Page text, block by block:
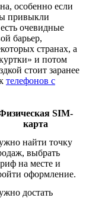
особенно если
привыкли
очевидные
барьер,
странах, а
и потом
стоит заранее
телефонов с
SIM-
карта
найти точку
выбрать
на месте и
оформление.
достать